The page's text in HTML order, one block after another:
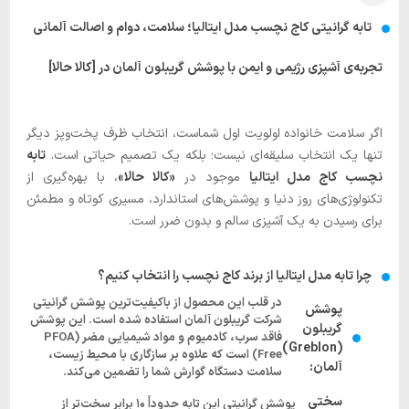
تابه گرانیتی کاج نچسب مدل ایتالیا؛ سلامت، دوام و اصالت آلمانی
تجربه‌ی آشپزی رژیمی و ایمن با پوشش گریبلون آلمان در [کالا حالا]
اگر سلامت خانواده اولویت اول شماست، انتخاب ظرف پخت‌وپز دیگر
تنها یک انتخاب سلیقه‌ای نیست؛ بلکه یک تصمیم حیاتی است. تابه
نچسب کاج مدل ایتالیا موجود در «کالا حالا»، با بهره‌گیری از
تکنولوژی‌های روز دنیا و پوشش‌های استاندارد، مسیری کوتاه و مطمئن
برای رسیدن به یک آشپزی سالم و بدون ضرر است.
چرا تابه مدل ایتالیا از برند کاج نچسب را انتخاب کنیم؟
پوشش
گریبلون
(Greblon)
آلمان:
در قلب این محصول از باکیفیت‌ترین پوشش گرانیتی
شرکت گریبلون آلمان استفاده شده است. این پوشش
فاقد سرب، کادمیوم و مواد شیمیایی مضر (PFOA
Free) است که علاوه بر سازگاری با محیط زیست،
سلامت دستگاه گوارش شما را تضمین می‌کند.
سختی پوشش گرانیتی این تابه حدوداً ۱۰ برابر سخت‌تر از